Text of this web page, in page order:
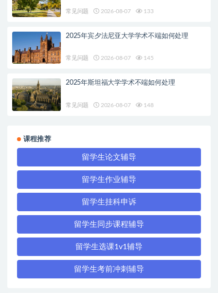
常见问题 2026-08-07 133
2025年宾夕法尼亚大学学术不端如何处理
常见问题 2026-08-07 145
2025年斯坦福大学学术不端如何处理
常见问题 2026-08-07 148
课程推荐
留学生论文辅导
留学生作业辅导
留学生挂科申诉
留学生同步课程辅导
留学生选课1v1辅导
留学生考前冲刺辅导